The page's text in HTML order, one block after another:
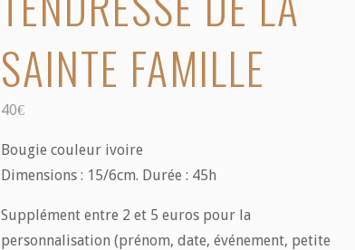
SAINTE FAMILLE
40€
Bougie couleur ivoire
Dimensions : 15/6cm. Durée : 45h
Supplément entre 2 et 5 euros pour la
personnalisation (prénom, date, événement, petite